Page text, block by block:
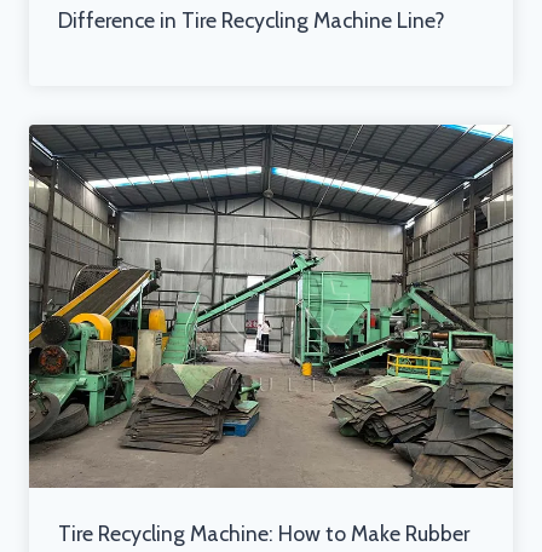
Difference in Tire Recycling Machine Line?
Tire Recycling Machine: How to Make Rubber